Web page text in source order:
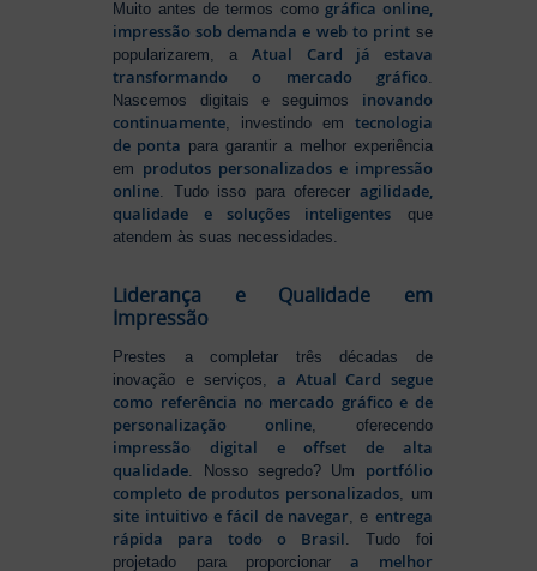
Muito antes de termos como gráfica online,
impressão sob demanda e web to printse
popularizarem, aAtual Card já estava
transformando o mercado gráfico
Nascemos digitais e seguimos inovando
continuamente , investindo em tecnologia
de ponta para garantir a melhor experiência
em produtos personalizados e impressão
online . Tudo isso para oferecer agilidade,
qualidade e soluções inteligentes que
atendem às suas necessidades.
Liderança e Qualidade em
Impressão
Prestes a completar três décadas de
inovação e serviços,a Atual Card segue
como referência no mercado gráfico e de
personalização online, oferecendo
impressão digital e offset de alta
qualidade. Nosso segredo? Um portfólio
completo de produtos personalizados, um
site intuitivo e fácil de navegar, e entrega
rápida para todo o Brasil. Tudo foi
projetado para proporcionara melhor